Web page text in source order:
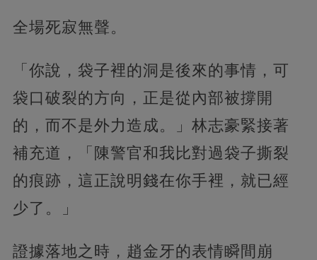
全場死寂無聲。
「你說，袋子裡的洞是後來的事情，可
袋口破裂的方向，正是從內部被撐開
的，而不是外力造成。」林志豪緊接著
補充道，「陳警官和我比對過袋子撕裂
的痕跡，這正說明錢在你手裡，就已經
少了。」
證據落地之時，趙金牙的表情瞬間崩